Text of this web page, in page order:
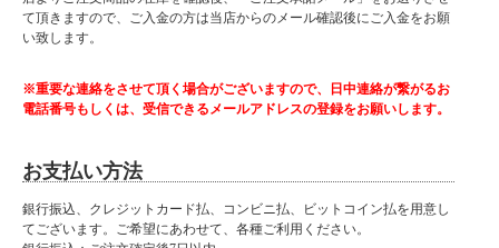
て頂きますので、ご入金の方は当店からのメール確認後にご入金をお願
い致します。
※重要な連絡をさせて頂く場合がございますので、日中連絡が繋がるお
電話番号もしくは、受信できるメールアドレスの登録をお願いします。
お支払い方法
銀行振込、クレジットカード払、コンビニ払、ビットコイン払を用意し
てございます。ご希望にあわせて、各種ご利用ください。